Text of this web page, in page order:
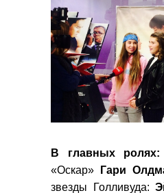
В главных ролях:
«Оскар»
Гари
звезды Голливуда: